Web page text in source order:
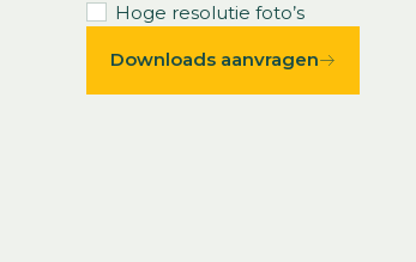
Hoge resolutie foto’s
Downloads aanvragen